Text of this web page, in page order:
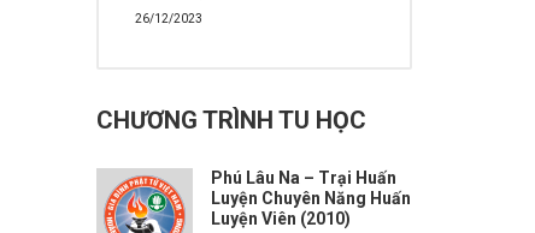
26/12/2023
CHƯƠNG TRÌNH TU HỌC
Phú Lâu Na – Trại Huấn
Luyện Chuyên Năng Huấn
Luyện Viên (2010)